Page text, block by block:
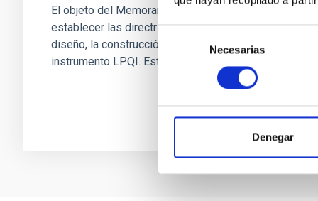
de
consentimiento
Necesarias
Denegar
El objeto del Memorando de Entendimiento es
establecer las directrices generales para el
diseño, la construcción y la operación del
instrumento LPQI. Este MoU...